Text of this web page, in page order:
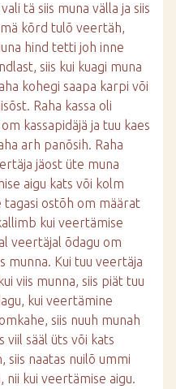
tä siis muna välla ja siis
kõrd tulõ veertäh,
hind tetti joh inne
siis kui kuagi muna
kohegi saapa karpi või
Raha kassa oli
kassapidäjä ja tuu kaes
arh panõsih. Raha
jäost üte muna
aigu kats või kolm
tagasi ostõh om määrat
kui veertämise
veertäjal õdagu om
munna. Kui tuu veertäja
viis munna, siis piät tuu
kui veertämine
siis nuuh munah
viil sääl üts või kats
siis naatas nuilõ ummi
nii kui veertämise aigu.